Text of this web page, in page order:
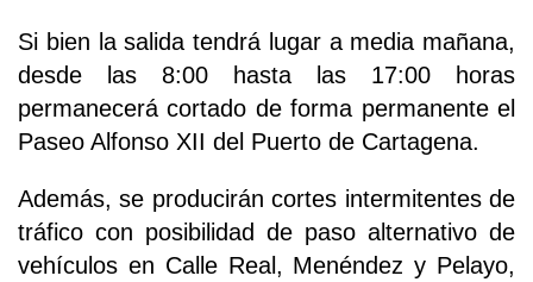
Si bien la salida tendrá lugar a media mañana,
desde las 8:00 hasta las 17:00 horas
permanecerá cortado de forma permanente el
Paseo Alfonso XII del Puerto de Cartagena.
Además, se producirán cortes intermitentes de
tráfico con posibilidad de paso alternativo de
vehículos en Calle Real, Menéndez y Pelayo,